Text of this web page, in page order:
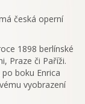
česká operní
1898 berlínské
Praze či Paříži.
boku Enrica
vyobrazení